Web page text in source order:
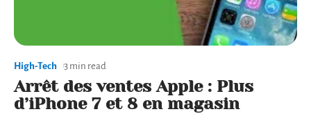
High-Tech 3 min read
Arrêt des ventes Apple : Plus
d’iPhone 7 et 8 en magasin